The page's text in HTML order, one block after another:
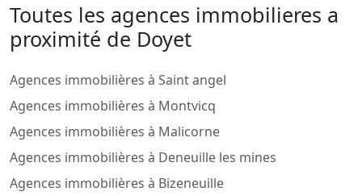
Toutes les agences immobilieres a
proximité de Doyet
Agences immobilières à Saint angel
Agences immobilières à Montvicq
Agences immobilières à Malicorne
Agences immobilières à Deneuille les mines
Agences immobilières à Bizeneuille